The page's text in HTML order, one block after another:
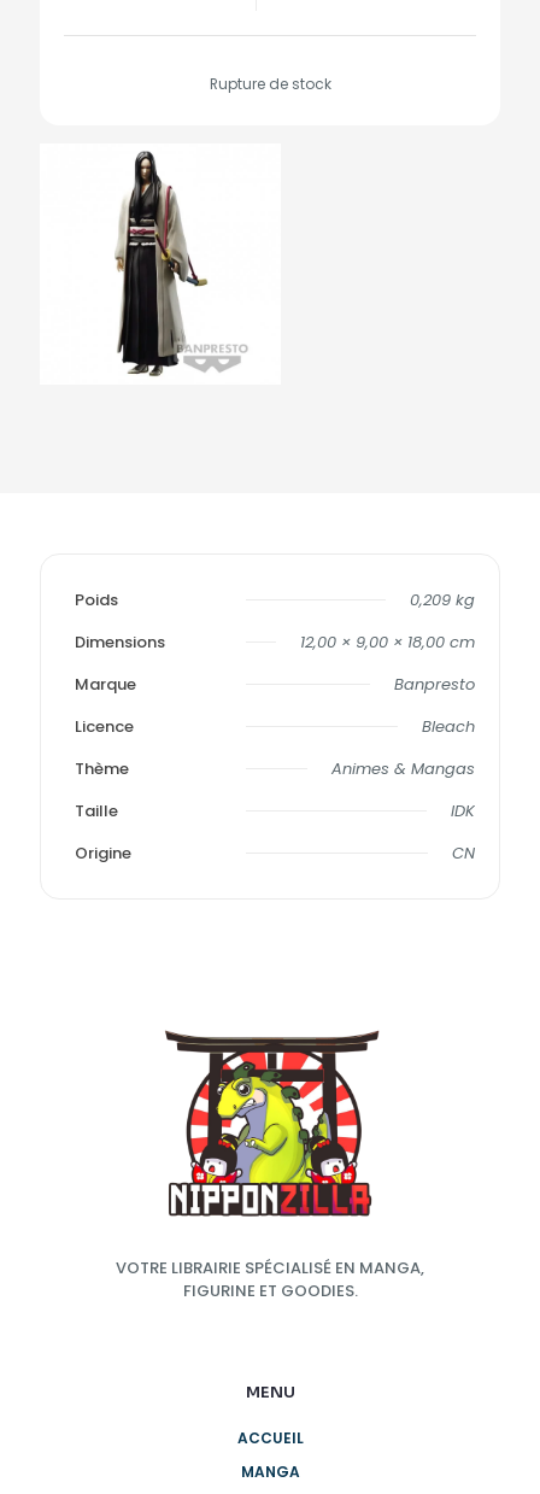
Rupture de stock
Poids
0,209 kg
Dimensions
12,00 × 9,00 × 18,00 cm
Marque
Banpresto
Licence
Bleach
Thème
Animes & Mangas
Taille
IDK
Origine
CN
VOTRE LIBRAIRIE SPÉCIALISÉ EN MANGA,
FIGURINE ET GOODIES.
MENU
ACCUEIL
MANGA